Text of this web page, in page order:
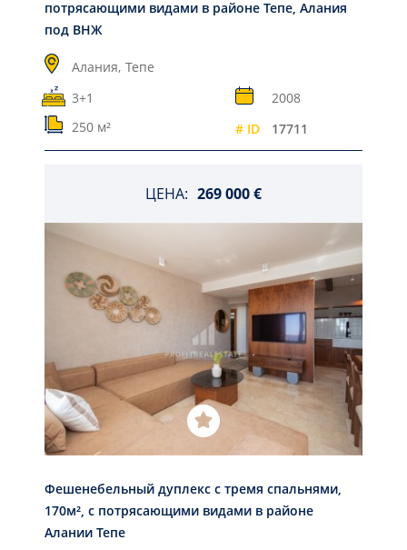
потрясающими видами в районе Тепе, Алания
под ВНЖ
Алания, Тепе
3+1
2008
250 м²
# ID 17711
ЦЕНА: 269 000 €
Фешенебельный дуплекс с тремя спальнями,
170м², с потрясающими видами в районе
Алании Тепе